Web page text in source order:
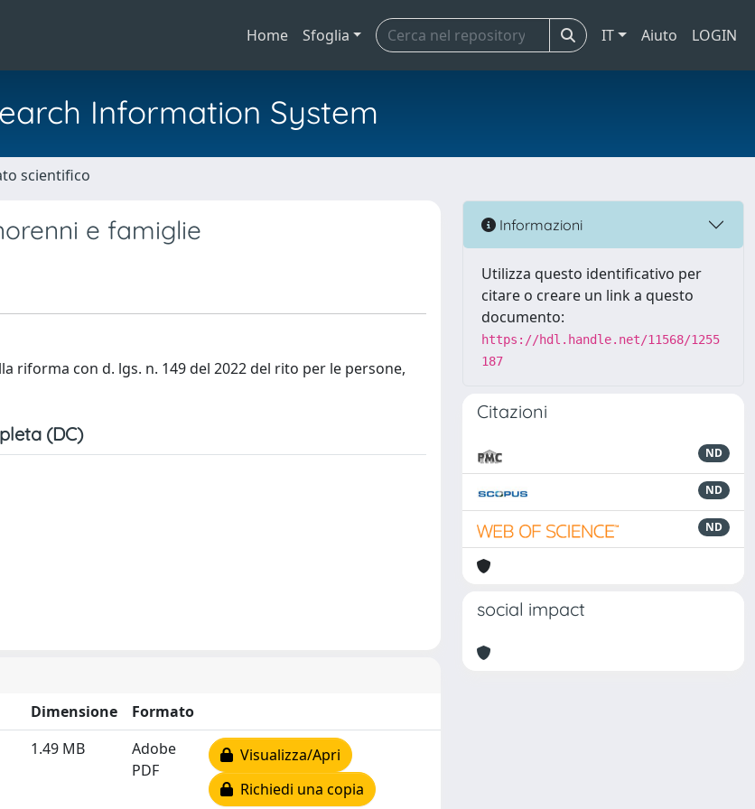
Home Sfoglia IT Aiuto LOGIN
Information System
scientifico
e famiglie
riforma con d. lgs. n. 149 del 2022 del rito per le persone,
(DC)
Dimensione
Formato
1.49 MB
Adobe
PDF
Visualizza/Apri
Richiedi una copia
Informazioni
Utilizza questo identificativo per
citare o creare un link a questo
documento:
https://hdl.handle.net/11568/1255
187
Citazioni
ND
ND
ND
social impact